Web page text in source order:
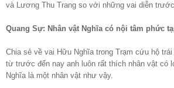
và Lương Thu Trang so với những vai diễn
Quang Sự: Nhân vật Nghĩa có nội tâm phức
Chia sẻ về vai Hữu Nghĩa trong Trạm cứu hộ
từ trước đến nay anh luôn rất thích nhân vật có
Nghĩa là một nhân vật như vậy.